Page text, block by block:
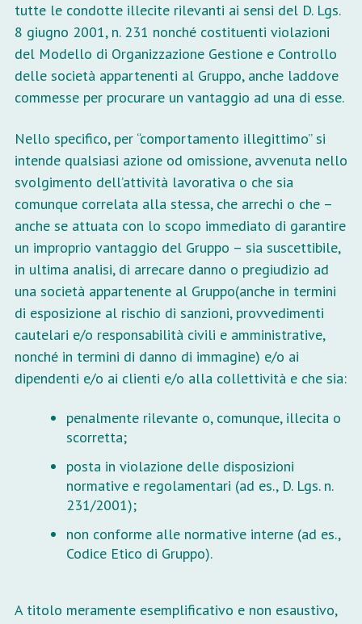
tutte le condotte illecite rilevanti ai sensi del D. Lgs.
8 giugno 2001, n. 231 nonché costituenti violazioni
del Modello di Organizzazione Gestione e Controllo
delle società appartenenti al Gruppo, anche laddove
commesse per procurare un vantaggio ad una di esse.
Nello specifico, per “comportamento illegittimo” si
intende qualsiasi azione od omissione, avvenuta nello
svolgimento dell’attività lavorativa o che sia
comunque correlata alla stessa, che arrechi o che –
anche se attuata con lo scopo immediato di garantire
un improprio vantaggio del Gruppo – sia suscettibile,
in ultima analisi, di arrecare danno o pregiudizio ad
una società appartenente al Gruppo(anche in termini
di esposizione al rischio di sanzioni, provvedimenti
cautelari e/o responsabilità civili e amministrative,
nonché in termini di danno di immagine) e/o ai
dipendenti e/o ai clienti e/o alla collettività e che sia:
penalmente rilevante o, comunque, illecita o
scorretta;
posta in violazione delle disposizioni
normative e regolamentari (ad es., D. Lgs. n.
231/2001);
non conforme alle normative interne (ad es.,
Codice Etico di Gruppo).
A titolo meramente esemplificativo e non esaustivo,